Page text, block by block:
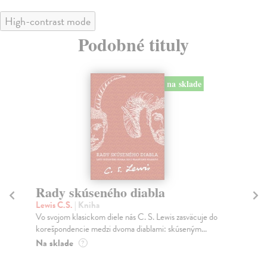
High-contrast mode
Podobné tituly
na sklade
Rady skúseného diabla
Lewis C.S. | Kniha
Vo svojom klasickom diele nás C. S. Lewis zasväcuje do
korešpondencie medzi dvoma diablami: skúseným...
Na sklade ?